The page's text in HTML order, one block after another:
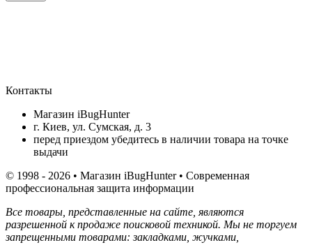
Контакты
Магазин iBugHunter
г. Киев, ул. Сумская, д. 3
перед приездом убедитесь в наличии товара на точке
выдачи
© 1998 - 2026 • Магазин iBugHunter • Современная
профессиональная защита информации
Все товары, представленные на сайте, являются
разрешенной к продаже поисковой техникой. Мы не торгуем
запрещенными товарами: закладками, жучками,